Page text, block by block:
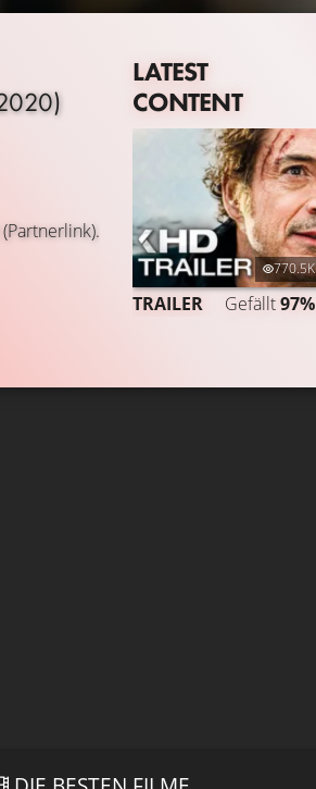
LATEST
CONTENT
770.5K
TRAILER Gefällt97%